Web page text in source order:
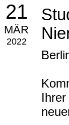
21
MÄR
2022